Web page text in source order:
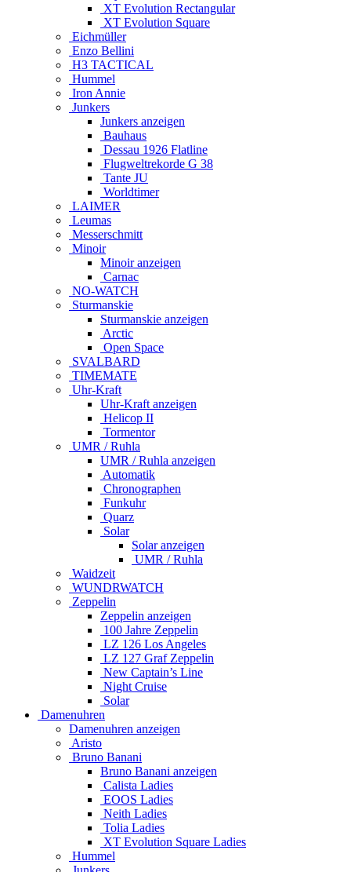
XT Evolution Rectangular
XT Evolution Square
Eichmüller
Enzo Bellini
H3 TACTICAL
Hummel
Iron Annie
Junkers
Junkers anzeigen
Bauhaus
Dessau 1926 Flatline
Flugweltrekorde G 38
Tante JU
Worldtimer
LAIMER
Leumas
Messerschmitt
Minoir
Minoir anzeigen
Carnac
NO-WATCH
Sturmanskie
Sturmanskie anzeigen
Arctic
Open Space
SVALBARD
TIMEMATE
Uhr-Kraft
Uhr-Kraft anzeigen
Helicop II
Tormentor
UMR / Ruhla
UMR / Ruhla anzeigen
Automatik
Chronographen
Funkuhr
Quarz
Solar
Solar anzeigen
UMR / Ruhla
Waidzeit
WUNDRWATCH
Zeppelin
Zeppelin anzeigen
100 Jahre Zeppelin
LZ 126 Los Angeles
LZ 127 Graf Zeppelin
New Captain’s Line
Night Cruise
Solar
Damenuhren
Damenuhren anzeigen
Aristo
Bruno Banani
Bruno Banani anzeigen
Calista Ladies
EOOS Ladies
Neith Ladies
Tolia Ladies
XT Evolution Square Ladies
Hummel